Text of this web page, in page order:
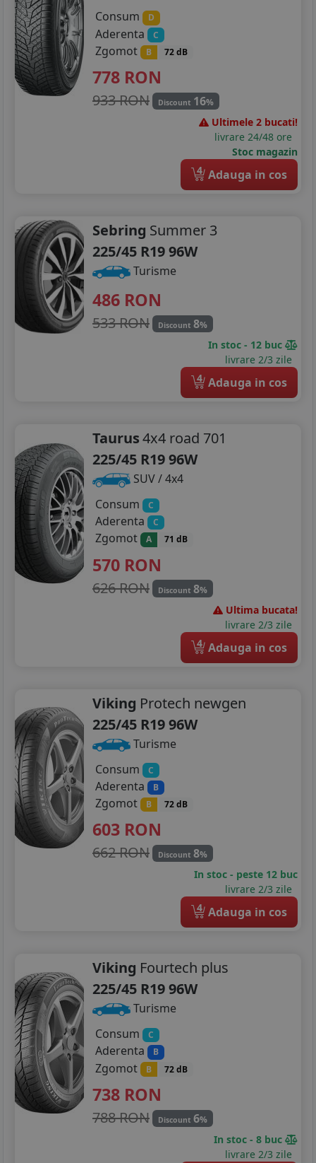
Consum
D
Aderenta C
Zgomot B 72 dB
778 RON
933 RON Discount 16%
Ultimele 2 bucati!
livrare 24/48 ore
Stoc magazin
4 Adauga in cos
Sebring Summer 3
225/45 R19 96W
Turisme
486 RON
533 RON Discount 8%
In stoc - 12 buc
livrare 2/3 zile
4 Adauga in cos
Taurus4x4 road 701
225/45 R19 96W
SUV / 4x4
Consum
C
Aderenta C
Zgomot A 71 dB
570 RON
626 RON Discount 8%
Ultima bucata!
livrare 2/3 zile
4 Adauga in cos
Viking Protech newgen
225/45 R19 96W
Turisme
Consum
C
Aderenta B
Zgomot B 72 dB
603 RON
662 RON Discount 8%
In stoc - peste 12 buc
livrare 2/3 zile
4 Adauga in cos
Viking Fourtech plus
225/45 R19 96W
Turisme
Consum
C
Aderenta B
Zgomot B 72 dB
738 RON
788 RON Discount 6%
In stoc - 8 buc
livrare 2/3 zile